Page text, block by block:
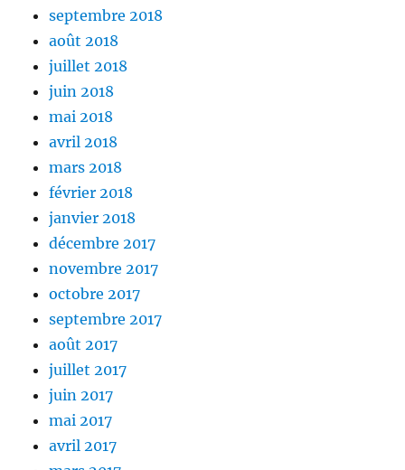
septembre 2018
août 2018
juillet 2018
juin 2018
mai 2018
avril 2018
mars 2018
février 2018
janvier 2018
décembre 2017
novembre 2017
octobre 2017
septembre 2017
août 2017
juillet 2017
juin 2017
mai 2017
avril 2017